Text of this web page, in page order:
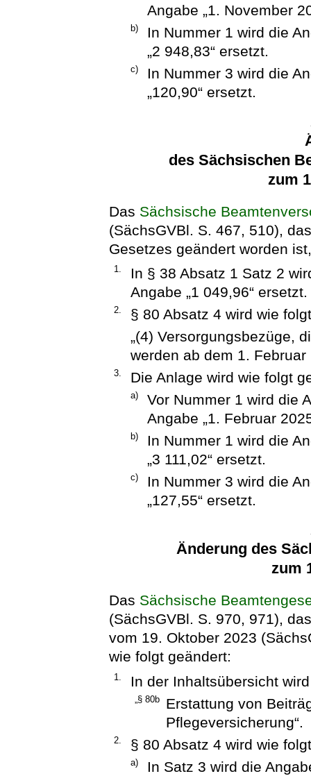
Angabe „1. November
b)
In Nummer 1 wird die
„2 948,83“ ersetzt.
c)
In Nummer 3 wird die
„120,90“ ersetzt.
des Sächsischen
zum
Das Sächsische
(SächsGVBl. S. 467, 510),
Gesetzes geändert worden
1.
In § 38 Absatz 1 Satz 2
Angabe „1 049,96“ ersetzt.
2.
§ 80 Absatz 4 wird wie
„(4) Versorgungsbezüge,
werden ab dem 1.
3. Die Anlage wird wie folgt
a)
Vor Nummer 1 wird die
Angabe „1. Februar
b)
In Nummer 1 wird die
„3 111,02“ ersetzt.
c)
In Nummer 3 wird die
„127,55“ ersetzt.
Änderung des
zum
Das Sächsische
(SächsGVBl. S. 970, 971),
vom 19. Oktober 2023
wie folgt geändert:
1. In der Inhaltsübersicht
„§ 80b
Erstattung von
Pflegeversicherung“.
2. § 80 Absatz 4 wird wie
a)
In Satz 3 wird die